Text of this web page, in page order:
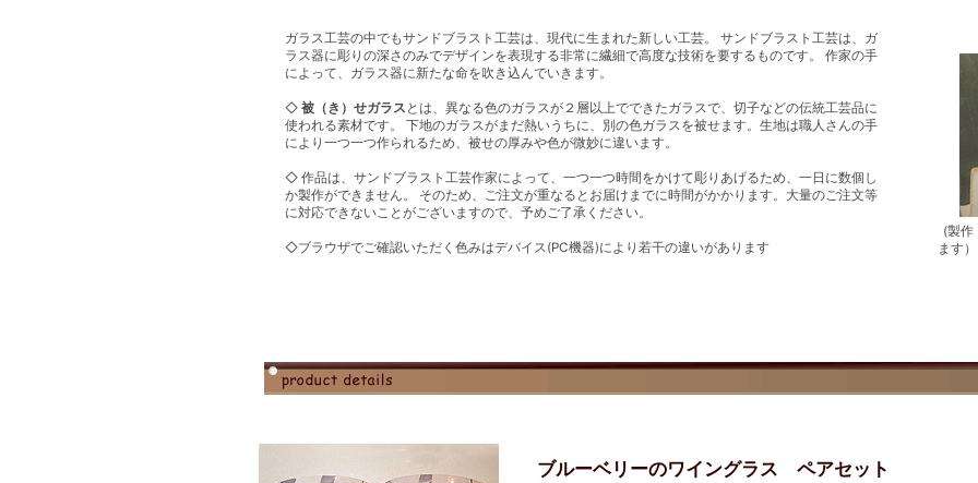
ガラス工芸の中でもサンドブラスト工芸は、現代に生まれた新しい工芸。 サンドブラスト工芸は、ガ
ラス器に彫りの深さのみでデザインを表現する非常に繊細で高度な技術を要するものです。 作家の手
によって、ガラス器に新たな命を吹き込んでいきます。
◇被（き）せガラス とは、異なる色のガラスが２層以上でできたガラスで、切子などの伝統工芸品に
使われる素材です。 下地のガラスがまだ熱いうちに、別の色ガラスを被せます。生地は職人さんの手
により一つ一つ作られるため、被せの厚みや色が微妙に違います。
◇ 作品は、サンドブラスト工芸作家によって、一つ一つ時間をかけて彫りあげるため、一日に数個し
か製作ができません。 そのため、ご注文が重なるとお届けまでに時間がかかります。大量のご注文等
に対応できないことがございますので、予めご了承ください。
◇ブラウザでご確認いただく色みはデバイス(PC機器)により若干の違いがあります
(製作
ます
ブルーベリーのワイングラス ペアセット